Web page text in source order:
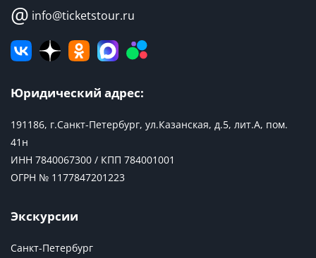
@ info@ticketstour.ru
Юридический адрес:
191186, г.Санкт-Петербург, ул.Казанская, д.5, лит.А, пом.
41н
ИНН 7840067300 / КПП 784001001
ОГРН № 1177847201223
Экскурсии
Санкт-Петербург